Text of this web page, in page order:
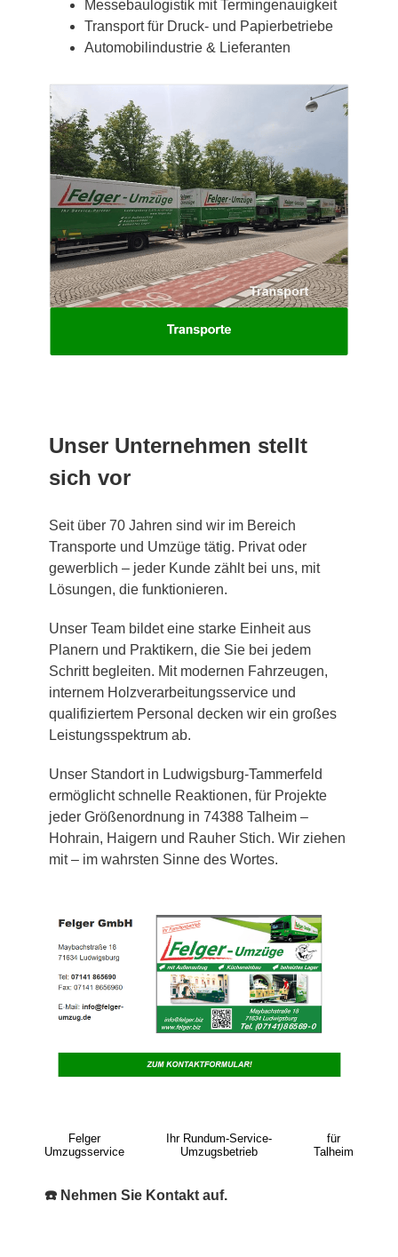
Messebaulogistik mit Termingenauigkeit
Transport für Druck- und Papierbetriebe
Automobilindustrie & Lieferanten
Unser Unternehmen stellt
sich vor
Seit über 70 Jahren sind wir im Bereich
Transporte und Umzüge tätig. Privat oder
gewerblich – jeder Kunde zählt bei uns, mit
Lösungen, die funktionieren.
Unser Team bildet eine starke Einheit aus
Planern und Praktikern, die Sie bei jedem
Schritt begleiten. Mit modernen Fahrzeugen,
internem Holzverarbeitungsservice und
qualifiziertem Personal decken wir ein großes
Leistungsspektrum ab.
Unser Standort in Ludwigsburg-Tammerfeld
ermöglicht schnelle Reaktionen, für Projekte
jeder Größenordnung in 74388 Talheim –
Hohrain, Haigern und Rauher Stich. Wir ziehen
mit – im wahrsten Sinne des Wortes.
Felger
Umzugsservice
Ihr Rundum-Service-
Umzugsbetrieb
für
Talheim
☎️ Nehmen Sie Kontakt auf.